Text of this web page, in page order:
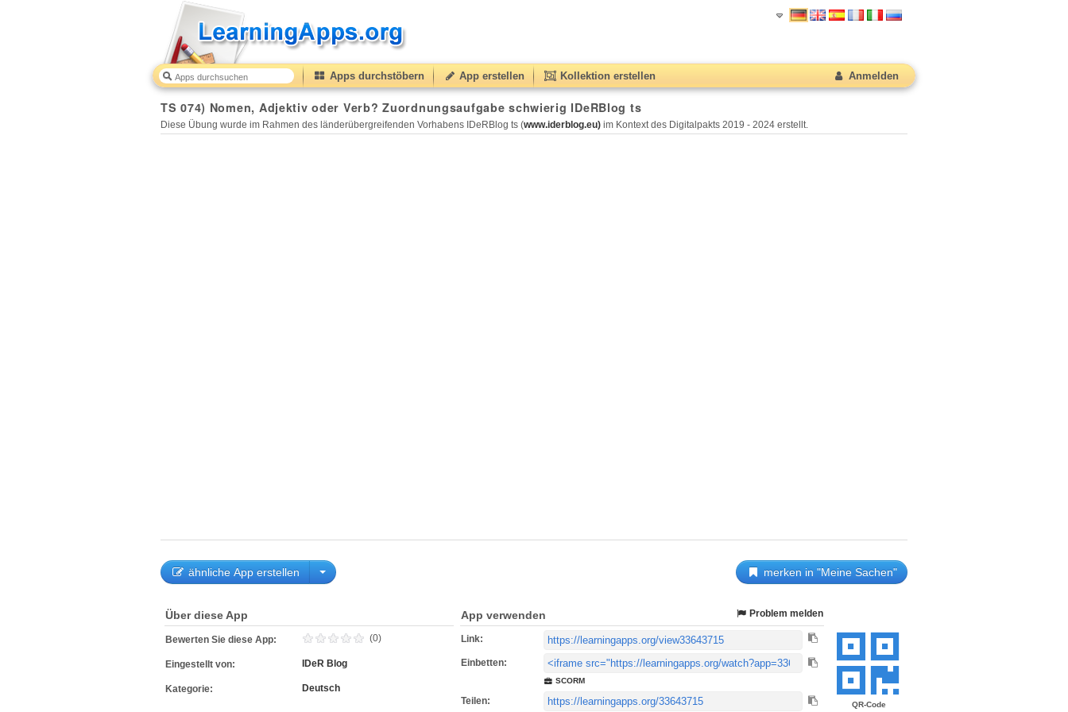
Apps durchstöbern App erstellen Kollektion erstellen Anmelden
TS 074) Nomen, Adjektiv oder Verb? Zuordnungsaufgabe schwierig IDeRBlog ts
Diese Übung wurde im Rahmen des länderübergreifenden Vorhabens IDeRBlog ts (www.iderblog.eu) im Kontext des Digitalpakts 2019 - 2024 erstellt.
ähnliche App erstellen merken in "Meine Sachen"
QR-Code
Über diese App
Bewerten Sie diese App: (0)
Eingestellt von: IDeR Blog
Kategorie: Deutsch
App verwenden Problem melden
Link:
Einbetten:
SCORM
Teilen: